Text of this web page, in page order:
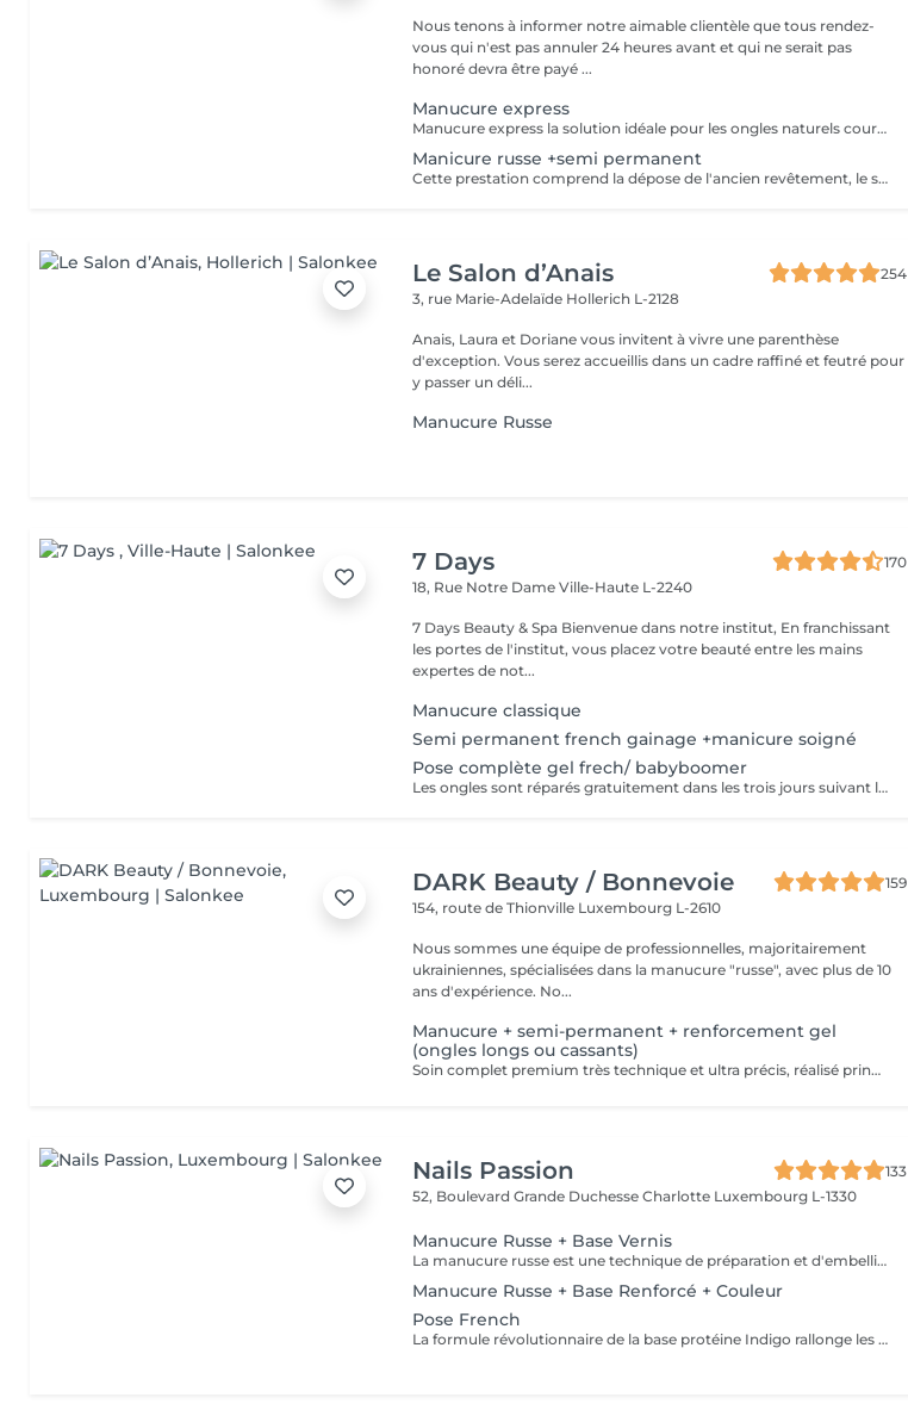
Nous tenons à informer notre aimable clientèle que tous rendez-
vous qui n'est pas annuler 24 heures avant et qui ne serait pas
honoré devra être payé ...
Manucure express
Manucure express la solution idéale pour les ongles naturels courts. Cette prestation comprend la dépose du revêtement, une préparation rapide des ongles et des cuticules, un renforcement avec une base rubber transparente et une finition avec un top camouflage. Sans modification de la forme naturelle de l'ongle : nous conservons votre forme habituelle, ovale ou carrée.
Manicure russe +semi permanent
Cette prestation comprend la dépose de l'ancien revêtement, le soin des cuticules, le travail des contours de l'ongle, la préparation de la plaque ongulaire et l'application d'un nouveau vernis semi-permanent. Afin de conserver un résultat soigné et durable, un remplissage est recommandé toutes les 2,5 à 3 semaines.
Le Salon d’Anais
254
3, rue Marie-Adelaïde Hollerich L-2128
Anais, Laura et Doriane vous invitent à vivre une parenthèse
d'exception. Vous serez accueillis dans un cadre raffiné et feutré pour
y passer un déli...
Manucure Russe
7 Days
170
18, Rue Notre DameVille-Haute L-2240
7 Days Beauty & Spa Bienvenue dans notre institut, En franchissant
les portes de l'institut, vous placez votre beauté entre les mains
expertes de not...
Manucure classique
Semi permanent french gainage +manicure soigné
Pose complète gel frech/ babyboomer
Les ongles sont réparés gratuitement dans les trois jours suivant le service ! A partir du quatrième jour la prestation est payante.
DARK Beauty / Bonnevoie
159
154, route de Thionville Luxembourg L-2610
Nous sommes une équipe de professionnelles, majoritairement
ukrainiennes, spécialisées dans la manucure "russe", avec plus de 10
ans d'expérience. No...
Manucure + semi-permanent + renforcement gel
(ongles longs ou cassants)
Soin complet premium très technique et ultra précis, réalisé principalement à la ponceuse afin d'obtenir un contour d'ongle parfaitement net et une application du vernis au plus près, voire légèrement sous la cuticule. Cette technique permet de retarder visuellement la repousse d'environ 10 jours. Résultat visuel : -Ongles extrêmement soignés, contours nets, forme impeccable -Effet Instagram / photo studio : propre, précis, sans petites peaux apparentes Nous incluons un renforcement en gel, fortement conseillé pour les ongles longs, fragiles ou cassants. Une solution idéale pour des ongles impeccables et durables : -Tenue moyenne : Jusqu'à 4 semaines !!!! Contenu de la prestation 95 € : -Dépose de l'ancien vernis semi-permanent et/ou gel (si nécessaire, déjà incluse dans ce prix/service) -Préparation très minutieuse de la plaque de l'ongle -Élimination des peaux mortes -Mise en forme et limage des ongles -Traitement délicat des cuticules -Renforcement en gel -Correction de la forme de l'ongle -Application du vernis semi-permanent -Application d'huile pour cuticules et de crème pour les mains Optionnel : -Prix par ongle pour extension jusqu'à 5 ongles (réservez svp "AVEC décoration simple" dans ce cas) +3€ par ongle -Prix par ongle pour décoration jusqu'à 5 ongles (réservez svp "AVEC décoration simple" dans ce cas) +3€ par ongle -Prix pour décoration simple (French, Chrome, Baby Boomer, Cat Eyes, Stickers, Foil) 6-10 ongles -> +20€ -Prix pour décoration complexe (3D, Dessins à la mains, Stamping, French avec Chrome, Baby Boomer avec Chrome, French avec Cat Eyes) 6-10 ongles -> +30€
Nails Passion
133
52, Boulevard Grande Duchesse Charlotte Luxembourg L-1330
Manucure Russe + Base Vernis
La manucure russe est une technique de préparation et d'embellissement aussi précise qu'efficace, qui consiste à arranger et sculpter délicatement le contour de l'ongle à l'aide d'outils de précision spécialisés. Esthétique mais aussi pratique, ce travail à la base de l'ongle offre un résultat lisse et net : des contours parfaitement définis, des cuticules durablement éliminées, un gain de longueur... En bref, un aspect soigné pour résultat irréprochable. La formule révolutionnaire de la base protéine Indigo rallonge les ongles, les renforcent naturellement et répare les cassures. Le résultat ? De longs ongles fortifiés qui ne se fendent pas, un véritable soin précieux.
Manucure Russe + Base Renforcé + Couleur
Pose French
La formule révolutionnaire de la base protéine Indigo rallonge les ongles, les renforcent naturellement et répare les cassures. Le résultat ? De longs ongles fortifiés qui ne se fendent pas, un véritable soin précieux.